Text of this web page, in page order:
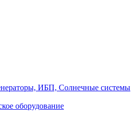
ИБП, Солнечные системы
оборудование